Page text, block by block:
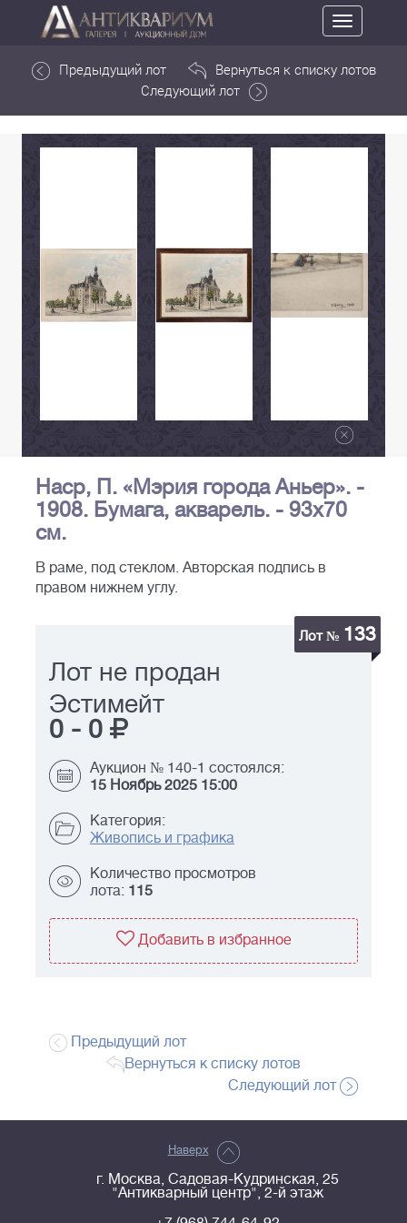
Toggle
navigation
Предыдущий лот
Вернуться к списку лотов
Следующий лот
Наср, П. «Мэрия города Аньер». -
1908. Бумага, акварель. - 93х70
см.
В раме, под стеклом. Авторская подпись в
правом нижнем углу.
Лот № 133
Лот не продан
Эстимейт
0 - 0
Аукцион № 140-1 состоялся:
15 Ноябрь 2025 15:00
Категория:
Живопись и графика
Количество просмотров
лота: 115
Добавить в избранное
Предыдущий лот
Вернуться к списку лотов
Следующий лот
Наверх
г. Москва, Садовая-Кудринская, 25
"Антикварный центр", 2-й этаж